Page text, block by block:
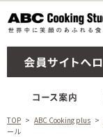
TOP ABC Cooking plus
ール